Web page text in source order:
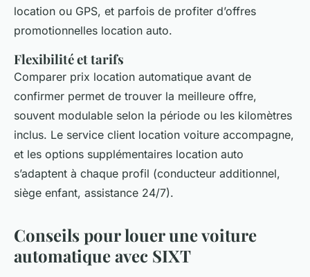
location ou GPS, et parfois de profiter d’offres
promotionnelles location auto.
Flexibilité et tarifs
Comparer prix location automatique avant de
confirmer permet de trouver la meilleure offre,
souvent modulable selon la période ou les kilomètres
inclus. Le service client location voiture accompagne,
et les options supplémentaires location auto
s’adaptent à chaque profil (conducteur additionnel,
siège enfant, assistance 24/7).
Conseils pour louer une voiture
automatique avec SIXT